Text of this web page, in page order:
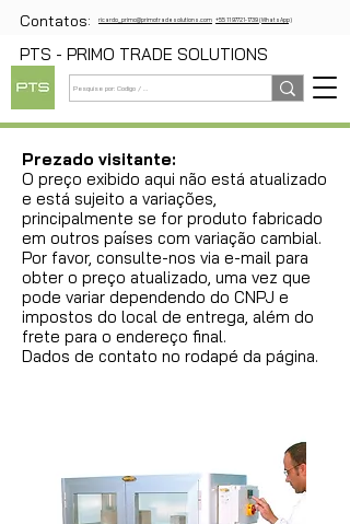
Contatos: ricardo_primo@primotradesolutions.com +55 11 97721-1739 (WhatsApp)
PTS - PRIMO TRADE SOLUTIONS
Prezado visitante:
O preço exibido aqui não está atualizado
e está sujeito a variações,
principalmente se for produto fabricado
em outros países com variação cambial.
Por favor, consulte-nos via e-mail para
obter o preço atualizado, uma vez que
pode variar dependendo do CNPJ e
impostos do local de entrega, além do
frete para o endereço final.
Dados de contato no rodapé da página.